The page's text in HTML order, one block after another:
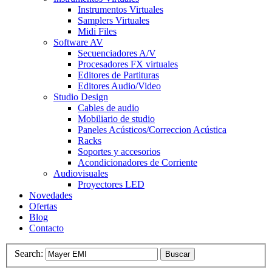
Instrumentos Virtuales
Samplers Virtuales
Midi Files
Software AV
Secuenciadores A/V
Procesadores FX virtuales
Editores de Partituras
Editores Audio/Video
Studio Design
Cables de audio
Mobiliario de studio
Paneles Acústicos/Correccion Acústica
Racks
Soportes y accesorios
Acondicionadores de Corriente
Audiovisuales
Proyectores LED
Novedades
Ofertas
Blog
Contacto
Search: Buscar